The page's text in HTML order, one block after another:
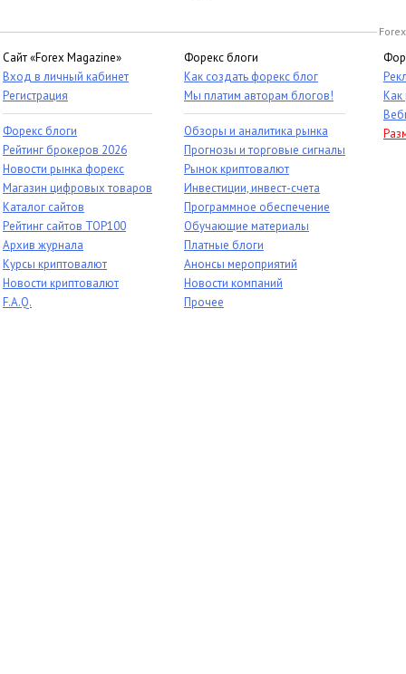
Сайт «Forex Magazine»
Вход в личный кабинет
Регистрация
Форекс блоги
Рейтинг брокеров 2026
Новости рынка форекс
Магазин цифровых товаров
Каталог сайтов
Рейтинг сайтов TOP100
Архив журнала
Курсы криптовалют
Новости криптовалют
F.A.Q.
Форекс блоги
Как создать форекс блог
Мы платим авторам блогов!
Обзоры и аналитика рынка
Прогнозы и торговые сигналы
Рынок криптовалют
Инвестиции, инвест-счета
Программное обеспечение
Обучающие материалы
Платные блоги
Анонсы мероприятий
Новости компаний
Прочее
Как